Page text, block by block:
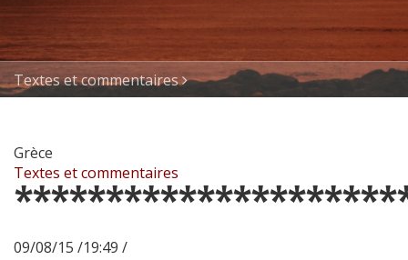
Textes et commentaires
Grèce
Textes et commentaires
09/08/15 /19:49 /